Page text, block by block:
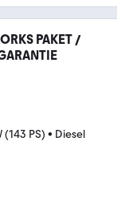
PAKET /
(143 PS) • Diesel